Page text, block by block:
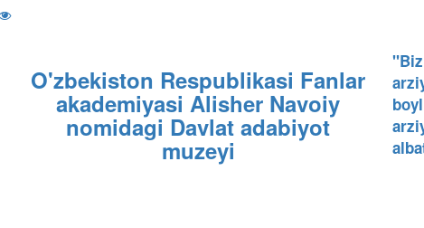
O'zbekiston Respublikasi Fanlar
akademiyasi Alisher Navoiy
nomidagi Davlat adabiyot
muzeyi